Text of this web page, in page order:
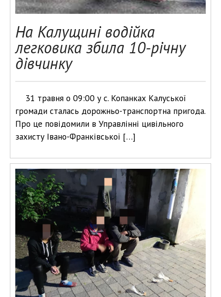
На Калущині водійка
легковика збила 10-річну
дівчинку
31 травня о 09:00 у с. Копанках Калуської
громади сталась дорожньо-транспортна пригода.
Про це повідомили в Управлінні цивільного
захисту Івано-Франківської […]